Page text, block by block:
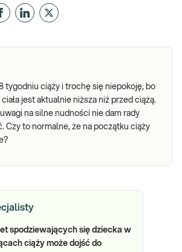
tygodniu ciąży i trochę się niepokoję, bo
jest aktualnie niższa niż przed ciążą.
na silne nudności nie dam rady
Czy to normalne, że na początku ciąży
spodziewających się dziecka w
ciąży może dojść do